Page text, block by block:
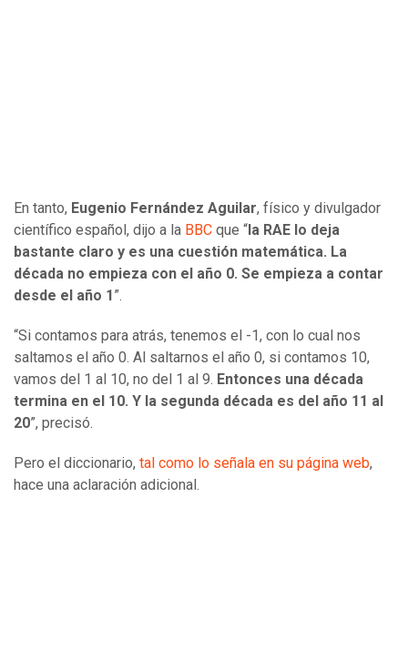
En tanto, Eugenio Fernández Aguilar, físico y divulgador
científico español, dijo a la BBC que “la RAE lo deja
bastante claro y es una cuestión matemática. La
década no empieza con el año 0. Se empieza a contar
desde el año 1”.
“Si contamos para atrás, tenemos el -1, con lo cual nos
saltamos el año 0. Al saltarnos el año 0, si contamos 10,
vamos del 1 al 10, no del 1 al 9. Entonces una década
termina en el 10. Y la segunda década es del año 11 al
20”, precisó.
Pero el diccionario, tal como lo señala en su página web,
hace una aclaración adicional.